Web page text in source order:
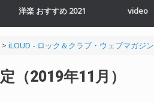
洋楽 おすすめ 2021 video
> iLOUD - ロック＆クラブ・ウェブマガジン
（2019年11月）